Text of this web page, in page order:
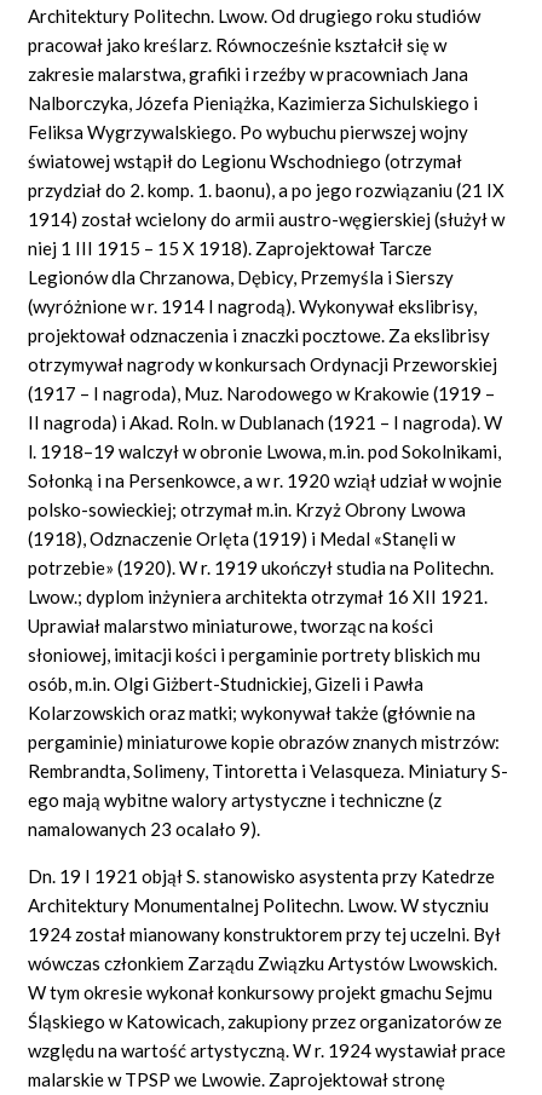
Architektury Politechn. Lwow. Od drugiego roku studiów
pracował jako kreślarz. Równocześnie kształcił się w
zakresie malarstwa, grafiki i rzeźby w pracowniach Jana
Nalborczyka, Józefa Pieniążka, Kazimierza Sichulskiego i
Feliksa Wygrzywalskiego. Po wybuchu pierwszej wojny
światowej wstąpił do Legionu Wschodniego (otrzymał
przydział do 2. komp. 1. baonu), a po jego rozwiązaniu (21 IX
1914) został wcielony do armii austro-węgierskiej (służył w
niej 1 III 1915 – 15 X 1918). Zaprojektował Tarcze
Legionów dla Chrzanowa, Dębicy, Przemyśla i Sierszy
(wyróżnione w r. 1914 I nagrodą). Wykonywał ekslibrisy,
projektował odznaczenia i znaczki pocztowe. Za ekslibrisy
otrzymywał nagrody w konkursach Ordynacji Przeworskiej
(1917 – I nagroda), Muz. Narodowego w Krakowie (1919 –
II nagroda) i Akad. Roln. w Dublanach (1921 – I nagroda). W
l. 1918–19 walczył w obronie Lwowa, m.in. pod Sokolnikami,
Sołonką i na Persenkowce, a w r. 1920 wziął udział w wojnie
polsko-sowieckiej; otrzymał m.in. Krzyż Obrony Lwowa
(1918), Odznaczenie Orlęta (1919) i Medal «Stanęli w
potrzebie» (1920). W r. 1919 ukończył studia na Politechn.
Lwow.; dyplom inżyniera architekta otrzymał 16 XII 1921.
Uprawiał malarstwo miniaturowe, tworząc na kości
słoniowej, imitacji kości i pergaminie portrety bliskich mu
osób, m.in. Olgi Giżbert-Studnickiej, Gizeli i Pawła
Kolarzowskich oraz matki; wykonywał także (głównie na
pergaminie) miniaturowe kopie obrazów znanych mistrzów:
Rembrandta, Solimeny, Tintoretta i Velasqueza. Miniatury S-
ego mają wybitne walory artystyczne i techniczne (z
namalowanych 23 ocalało 9).
Dn. 19 I 1921 objął S. stanowisko asystenta przy Katedrze
Architektury Monumentalnej Politechn. Lwow. W styczniu
1924 został mianowany konstruktorem przy tej uczelni. Był
wówczas członkiem Zarządu Związku Artystów Lwowskich.
W tym okresie wykonał konkursowy projekt gmachu Sejmu
Śląskiego w Katowicach, zakupiony przez organizatorów ze
względu na wartość artystyczną. W r. 1924 wystawiał prace
malarskie w TPSP we Lwowie. Zaprojektował stronę